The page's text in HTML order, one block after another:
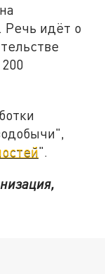
Речь идёт о
".